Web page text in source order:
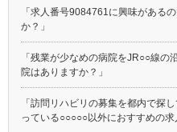
「求人番号9084761に興味がある
か？」
「残業が少なめの病院をJR○○線
院はありますか？」
「訪問リハビリの募集を都内で探
っている○○○○○以外におすすめの求